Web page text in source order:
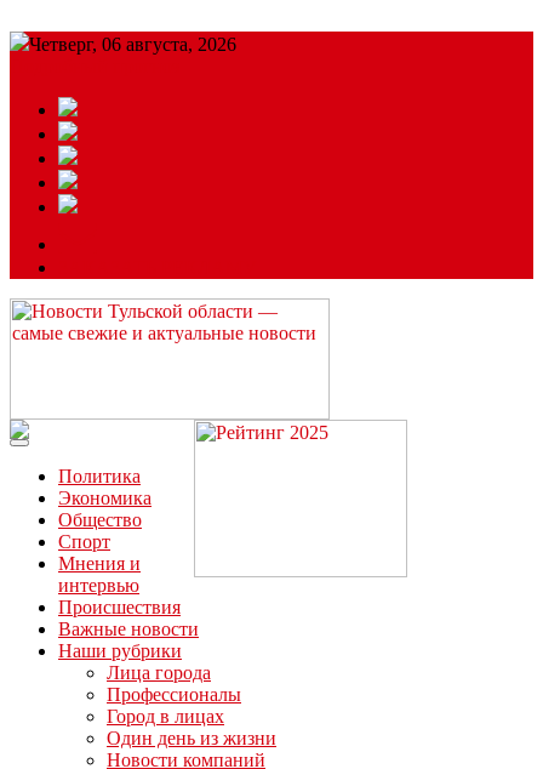
Четверг, 06 августа, 2026
Читайте последние новости дня в Тульской области на сайте
“ЗаНовомосковск”
Политика
Экономика
Общество
Спорт
Мнения и
интервью
Происшествия
Важные новости
Наши рубрики
Лица города
Профессионалы
Город в лицах
Один день из жизни
Новости компаний